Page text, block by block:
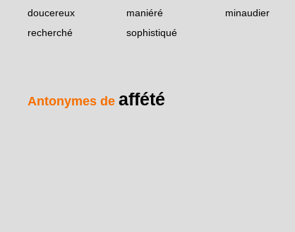
doucereux
maniéré minaudier
recherché
sophistiqué
Antonymes de affété